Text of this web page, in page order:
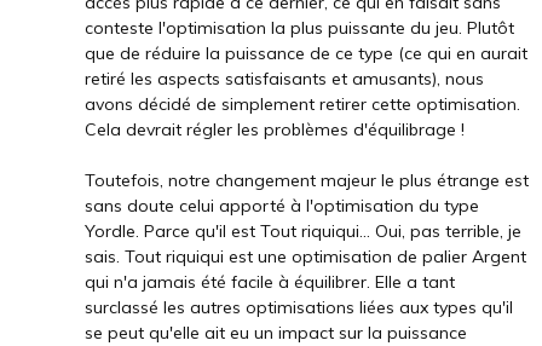
conteste l'optimisation la plus puissante du jeu. Plutôt
que de réduire la puissance de ce type (ce qui en aurait
retiré les aspects satisfaisants et amusants), nous
avons décidé de simplement retirer cette optimisation.
Cela devrait régler les problèmes d'équilibrage !
Toutefois, notre changement majeur le plus étrange est
sans doute celui apporté à l'optimisation du type
Yordle. Parce qu'il est Tout riquiqui... Oui, pas terrible, je
sais. Tout riquiqui est une optimisation de palier Argent
qui n'a jamais été facile à équilibrer. Elle a tant
surclassé les autres optimisations liées aux types qu'il
se peut qu'elle ait eu un impact sur la puissance